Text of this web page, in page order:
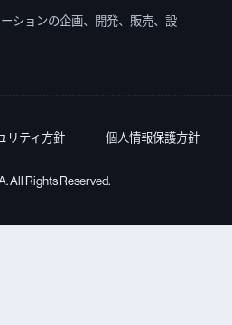
ションの企画、開発、販売、設
All Rights Reserved.
リティ方針 個人情報保護方針